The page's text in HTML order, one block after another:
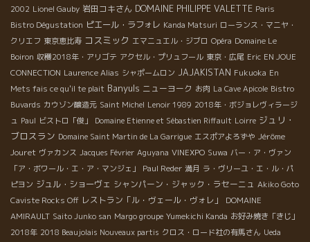
2002 Lionel Gauby 岩田コキさん DOMAINE PHILIPPE VALETTE Paris
Bistro Dégustation ピエール・ラフォレ Kanda Matsuri ローランス・マニヤ・
クリエフ 東京恵比寿 コスミック エマニュエル・ジブロ Opéra Domaine Le
Boiron 収穫2018年・アリゴテ アクセル・プリュフール 東京・広尾 Eric EN JOUE
CONNECTION Laurence Alias シャポームロン JAJAKISTAN Fukuoka En
Mets fais ce qu'il te plait Banyuls ニューヨーク お肉 La Cave Apicole Bistro
Buvards カウゾン醸造元 Saint Michel Lenoir 1989 2018年・ボジョレヴィラージ
ュ Paul ビストロ「俊」 Domaine Etienne et Sébastien Riffault Loirre ジュリ・
ブロスラン Domaine Saint Martin de La Garrigue エスポアよろずや Jérôme
Jouret ヴァカンス Jacques Février Aguyana VINEXPO Suwa バー・ア・ヴァン
「ア・ボワール・エ・ア・マンジェ」
Paul Reder 満月 ラ・ヴリーユ・エ・ル・パ
ピヨン ジュル・ショーヴェ シャンパーン・ジャック・ラセーニュ Akiko Goto
Caviste Rocks Off レストラン「ル・ヴェール・ヴォレ」
DOMAINE
AMIRAULT Saito Junko san Margo groupe Yumekichi Kanda お好み焼き「きじ」
2018年 2018 Beaujolais Nouveaux partis クロス・ロード社の有馬さん Ueda